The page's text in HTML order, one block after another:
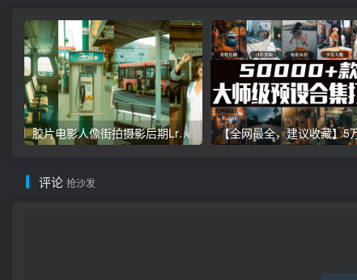
胶片电影人像街拍摄影后期Lr调色教程，手机滤镜PS+Lightroom预设下载！
评论 抢沙发